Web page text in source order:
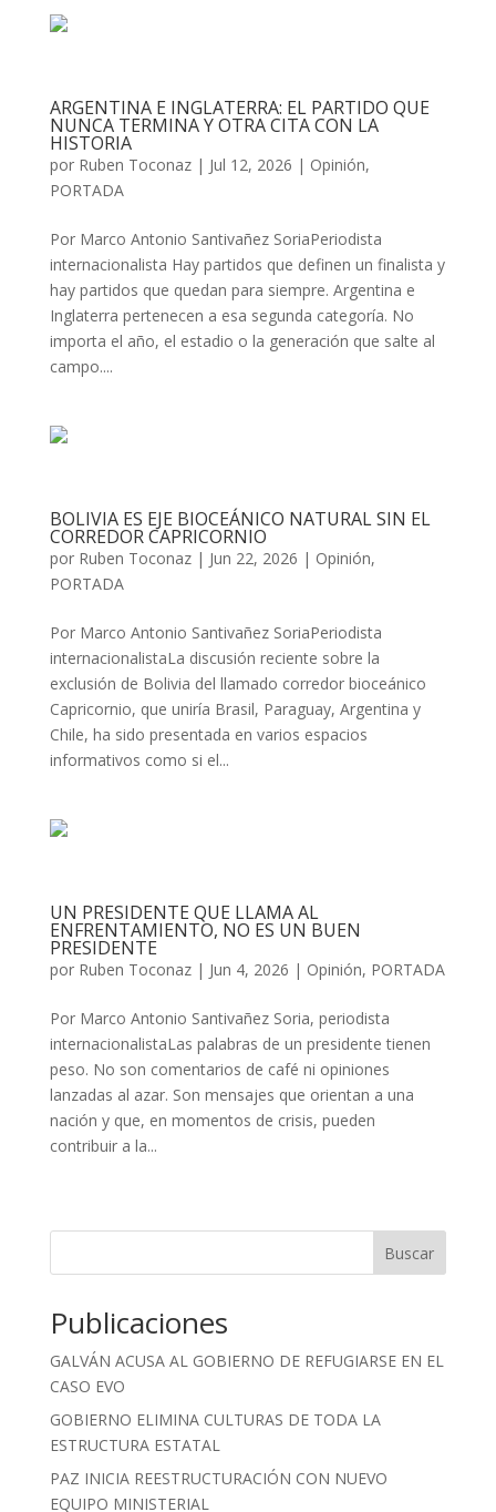
ARGENTINA E INGLATERRA: EL PARTIDO QUE
NUNCA TERMINA Y OTRA CITA CON LA
HISTORIA
por Ruben Toconaz| Jul 12, 2026 | Opinión,
PORTADA
Por Marco Antonio Santivañez SoriaPeriodista
internacionalista Hay partidos que definen un finalista y
hay partidos que quedan para siempre. Argentina e
Inglaterra pertenecen a esa segunda categoría. No
importa el año, el estadio o la generación que salte al
campo....
BOLIVIA ES EJE BIOCEÁNICO NATURAL SIN EL
CORREDOR CAPRICORNIO
por Ruben Toconaz| Jun 22, 2026 | Opinión,
PORTADA
Por Marco Antonio Santivañez SoriaPeriodista
internacionalistaLa discusión reciente sobre la
exclusión de Bolivia del llamado corredor bioceánico
Capricornio, que uniría Brasil, Paraguay, Argentina y
Chile, ha sido presentada en varios espacios
informativos como si el...
UN PRESIDENTE QUE LLAMA AL
ENFRENTAMIENTO, NO ES UN BUEN
PRESIDENTE
por Ruben Toconaz| Jun 4, 2026 | Opinión, PORTADA
Por Marco Antonio Santivañez Soria, periodista
internacionalistaLas palabras de un presidente tienen
peso. No son comentarios de café ni opiniones
lanzadas al azar. Son mensajes que orientan a una
nación y que, en momentos de crisis, pueden
contribuir a la...
Buscar
Publicaciones
GALVÁN ACUSA AL GOBIERNO DE REFUGIARSE EN EL
CASO EVO
GOBIERNO ELIMINA CULTURAS DE TODA LA
ESTRUCTURA ESTATAL
PAZ INICIA REESTRUCTURACIÓN CON NUEVO
EQUIPO MINISTERIAL